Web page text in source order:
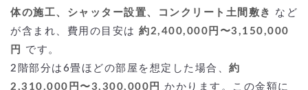
体の施工、シャッター設置、コンクリート土間敷き
など
が含まれ、費用の目安は 約2,400,000円〜3,150,000
円
です。
2階部分は6畳ほどの部屋を想定した場合、 約
2,310,000円〜3,300,000円 かかります。この金額に